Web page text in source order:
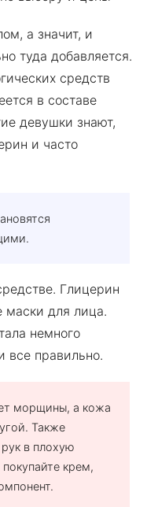
а значит, и
туда добавляется.
средств
в составе
девушки знают,
и часто
Глицерин
маски для лица.
немного
все правильно.
морщины, а кожа
Также
в плохую
крем,